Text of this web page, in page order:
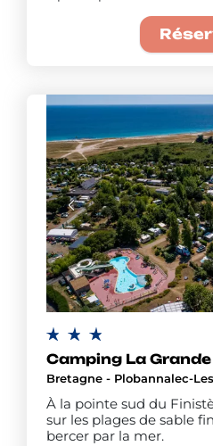
Camping La
Bretagne - Plobannalec-
À la pointe sud du
sur les plages de sable
bercer par la mer.